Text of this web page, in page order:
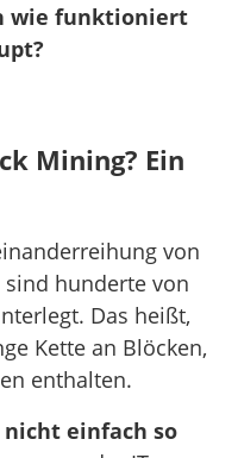
wie funktioniert
Mining? Ein
von
hunderte von
Das heißt,
Kette an Blöcken,
enthalten.
einfach so